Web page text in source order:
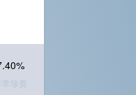
常珍贵